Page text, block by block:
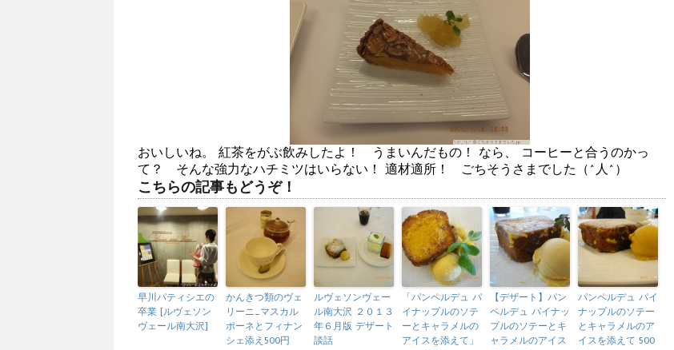
おいしいね。 紅茶をがぶ飲みしたよ！ うまいんだもの！ なら、 コーヒーと合うのかっ
て？ そんな強力なハチミツはいらない！ 適材適所！ ごちそうさまでした（^人^）
こちらの記事もどうぞ！
早川パティシエの
卒業 [ルヴェソン
ヴェール南大沢]
かんきつ類のヴェ
リーニ_マスカル
ポーネとフィナン
シェ添え500円
ルヴェソンヴェー
ル南大沢 ２０１３
年６月版 デザート
談話
「パンペルデュ パ
イナップルのソテ
ーとキャラメルの
アイスを添えて」
【デザート】パン
ペルデュ パイナッ
プルのソテーとキ
ャラメルのアイス
パンペルデュ パイ
ナップルのソテー
とキャラメルのア
イスを添えて 500